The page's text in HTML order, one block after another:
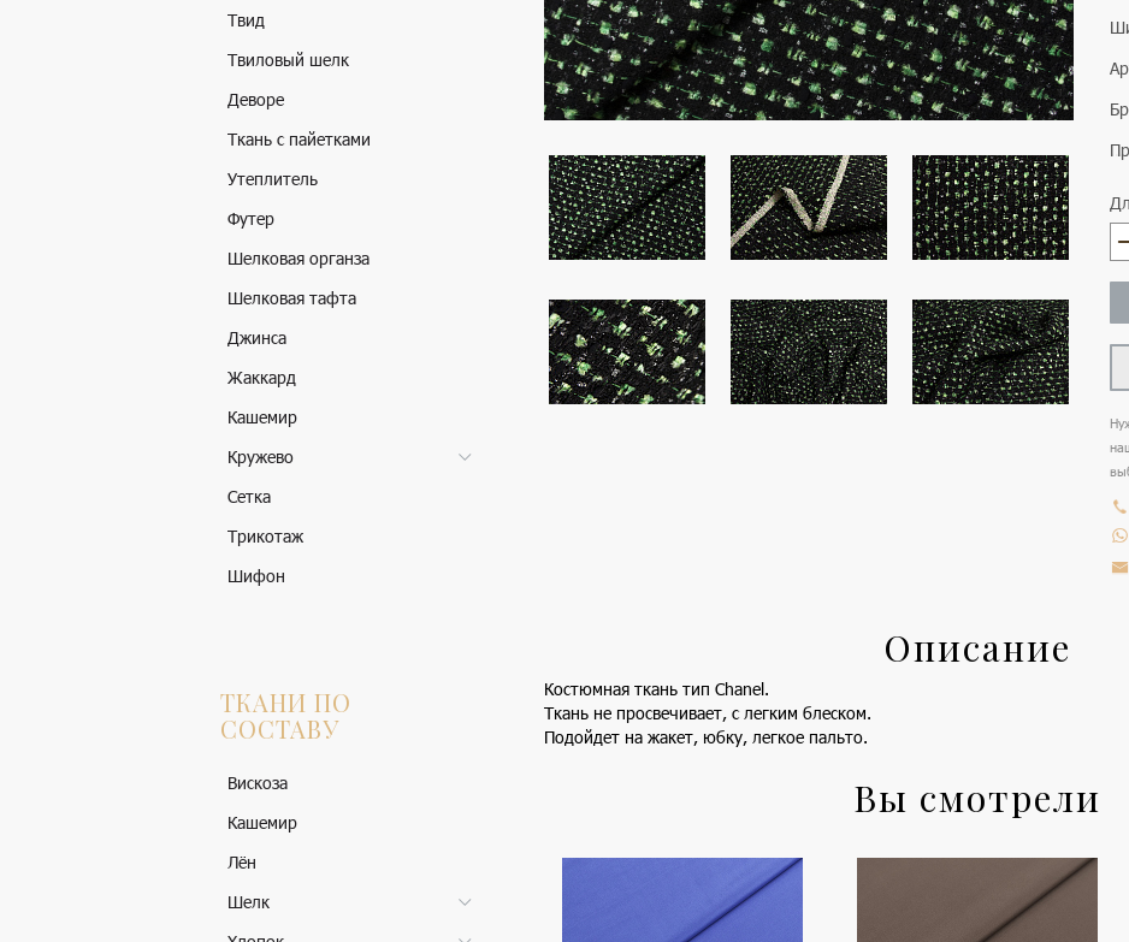
Твид
Твиловый шелк
Деворе
Ткань с пайетками
Утеплитель
Футер
Шелковая органза
Шелковая тафта
Джинса
Жаккард
Кашемир
Кружево
Сетка
Трикотаж
Шифон
ТКАНИ ПО
СОСТАВУ
Вискоза
Кашемир
Лён
Шелк
Описание
Костюмная ткань тип Chanel.
Ткань не просвечивает, с легким блеском.
Подойдет на жакет, юбку, легкое пальто.
Вы смотрели